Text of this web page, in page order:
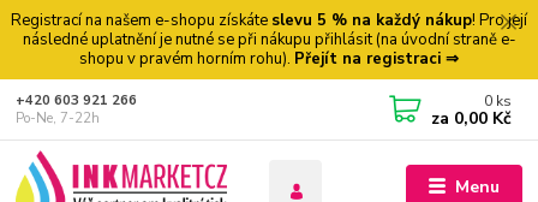
Registrací na našem e-shopu získáte slevu 5 % na každý nákup! Pro její
následné uplatnění je nutné se při nákupu přihlásit (na úvodní straně e-
shopu v pravém horním rohu). Přejít na registraci ⇒
Menu
+420 603 921 266
Po-Ne, 7-22h
0 ks
za 0,00 Kč